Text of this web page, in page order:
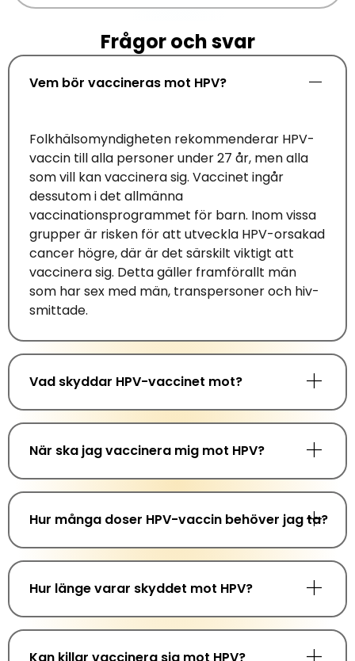
Frågor och svar
Vem bör vaccineras mot HPV?
Folkhälsomyndigheten rekommenderar HPV-
vaccin tillalla personerunder 27 år, men alla
som vill kan vaccinera sig. Vaccinet ingår
dessutom i det allmänna
vaccinationsprogrammet för barn. Inom vissa
grupperär risken för att utveckla HPV-orsakad
cancer högre,där är det särskilt viktigt att
vaccinera sig. Detta gäller framförallt män
som har sex med män, transpersoner och hiv-
smittade.
Vad skyddar HPV-vaccinet mot?
När ska jag vaccinera mig mot HPV?
Hur många doser HPV-vaccin behöver jag ta?
Hur länge varar skyddet mot HPV?